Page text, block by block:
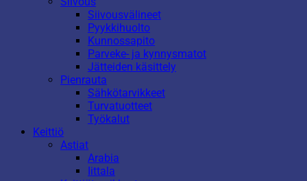
Siivousvälineet
Pyykkihuolto
Kunnossapito
Parveke- ja kynnysmatot
Jätteiden käsittely
Pienrauta
Sähkötarvikkeet
Turvatuotteet
Työkalut
Keittiö
Astiat
Arabia
Iittala